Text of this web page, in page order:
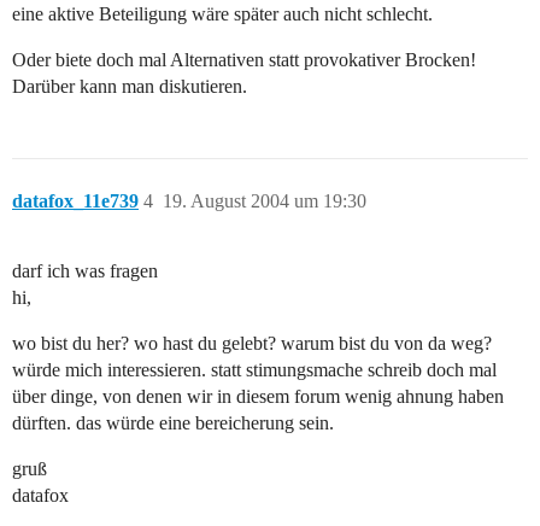
eine aktive Beteiligung wäre später auch nicht schlecht.
Oder biete doch mal Alternativen statt provokativer Brocken!
Darüber kann man diskutieren.
datafox_11e739 19. August 2004 um 19:30
4
darf ich was fragen
hi,
wo bist du her? wo hast du gelebt? warum bist du von da weg?
würde mich interessieren. statt stimungsmache schreib doch mal
über dinge, von denen wir in diesem forum wenig ahnung haben
dürften. das würde eine bereicherung sein.
gruß
datafox